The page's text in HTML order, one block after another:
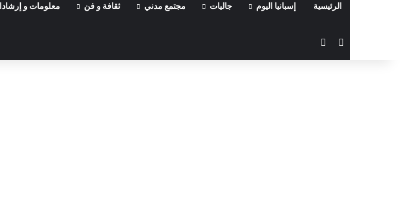
الرئيسية إسبانيا اليوم جاليات مجتمع مدني ثقافة و فن معلومات و
مقال عشوائي